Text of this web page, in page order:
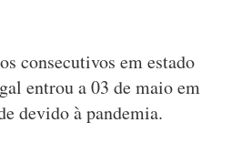
consecutivos em estado
entrou a 03 de maio em
devido à pandemia.